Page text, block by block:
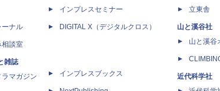
ーナル
相談室
雑誌
マガジン
インプレスセミナー
DIGITAL X（デジタルクロス）
インプレスブックス
立東舎
山と溪谷社
山と溪谷
近代科学社